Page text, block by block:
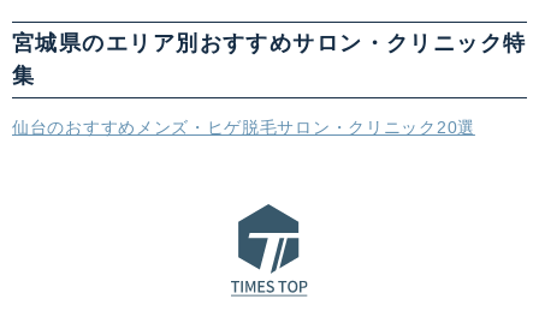
宮城県のエリア別おすすめサロン・クリニック特
集
仙台のおすすめメンズ・ヒゲ脱毛サロン・クリニック20選